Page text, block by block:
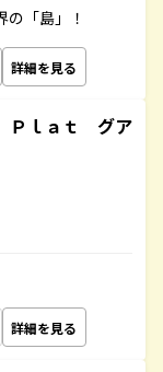
の「島」！
詳細を見る
Ｐｌａｔ グア
詳細を見る